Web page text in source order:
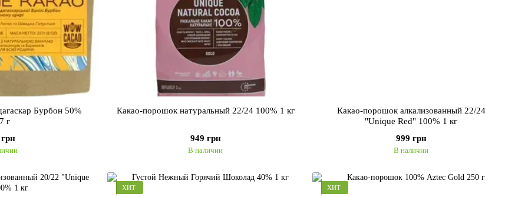
Бурбон 50%
г
Какао-порошок натуральный 22/24 100% 1 кг
949 грн
В наличии
Какао-порошок алкализованный 22/24
"Unique Red" 100% 1 кг
999 грн
В наличии
ХИТ ХИТ